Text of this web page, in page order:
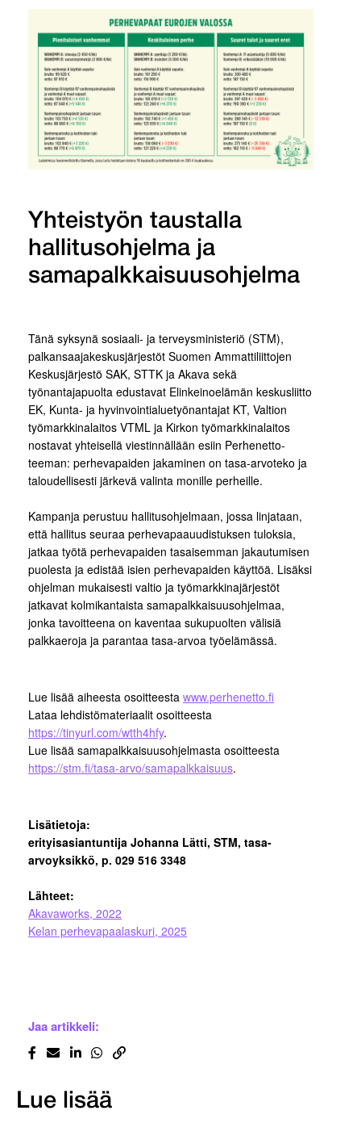
Yhteistyön taustalla
hallitusohjelma ja
samapalkkaisuusohjelma
Tänä syksynä sosiaali- ja terveysministeriö (STM),
palkansaajakeskusjärjestöt Suomen Ammattiliittojen
Keskusjärjestö SAK, STTK ja Akava sekä
työnantajapuolta edustavat Elinkeinoelämän keskusliitto
EK, Kunta- ja hyvinvointialuetyönantajat KT, Valtion
työmarkkinalaitos VTML ja Kirkon työmarkkinalaitos
nostavat yhteisellä viestinnällään esiin Perhenetto-
teeman: perhevapaiden jakaminen on tasa-arvoteko ja
taloudellisesti järkevä valinta monille perheille.
Kampanja perustuu hallitusohjelmaan, jossa linjataan,
että hallitus seuraa perhevapaauudistuksen tuloksia,
jatkaa työtä perhevapaiden tasaisemman jakautumisen
puolesta ja edistää isien perhevapaiden käyttöä. Lisäksi
ohjelman mukaisesti valtio ja työmarkkinajärjestöt
jatkavat kolmikantaista samapalkkaisuusohjelmaa,
jonka tavoitteena on kaventaa sukupuolten välisiä
palkkaeroja ja parantaa tasa-arvoa työelämässä.
Lue lisää aiheesta osoitteesta www.perhenetto.fi
Lataa lehdistömateriaalit osoitteesta
https://tinyurl.com/wtth4hfy.
Lue lisää samapalkkaisuusohjelmasta osoitteesta
https://stm.fi/tasa-arvo/samapalkkaisuus.
Lisätietoja:
erityisasiantuntija Johanna Lätti, STM, tasa-
arvoyksikkö, p. 029 516 3348
Lähteet:
Akavaworks, 2022
Kelan perhevapaalaskuri, 2025
Jaa artikkeli:
Lue lisää